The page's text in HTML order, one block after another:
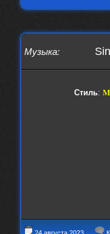
Музыка:
Стиль: